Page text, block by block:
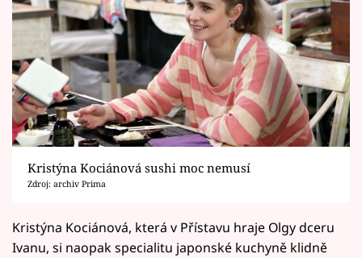
Kristýna Kociánová sushi moc nemusí
Zdroj: archiv Prima
Kristýna Kociánová, která v Přístavu hraje Olgy dceru
Ivanu, si naopak specialitu japonské kuchyně klidně